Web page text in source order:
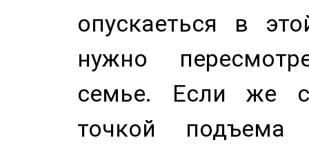
опускаеться в
нужно
семье. Если же
точкой